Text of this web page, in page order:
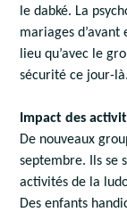
le dabké. La
mariages d’avant
lieu qu’avec le
sécurité ce jour-là.
Impact des
De nouveaux
septembre. Ils se
activités de la
Des enfants